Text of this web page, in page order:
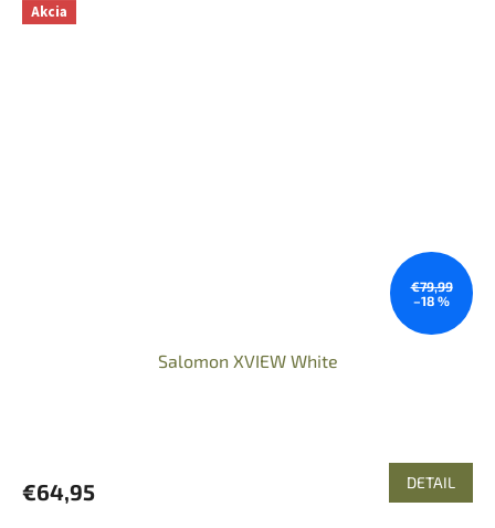
Akcia
€79,99
–18 %
Salomon XVIEW White
€64,95 DETAIL